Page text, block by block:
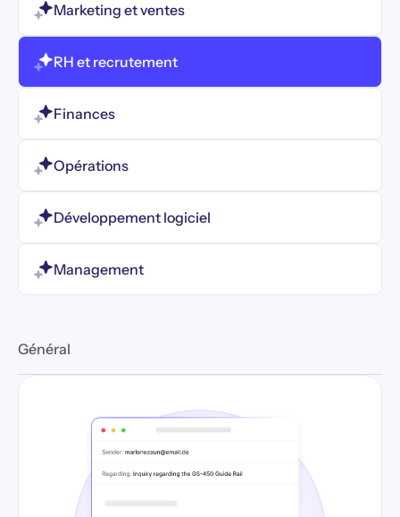
Marketing et ventes
RH et recrutement
Finances
Opérations
Développement logiciel
Management
Général